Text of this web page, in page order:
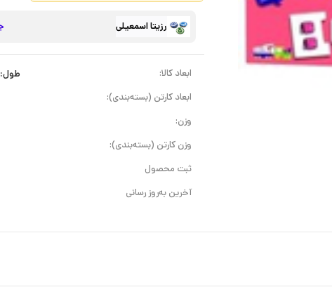
رزیتا اسمعیلی
ابعاد کالا: طول:
ابعاد کارتن (بسته‌بندی):
وزن:
وزن کارتن (بسته‌بندی):
ثبت محصول
آخرین به‌روز رسانی